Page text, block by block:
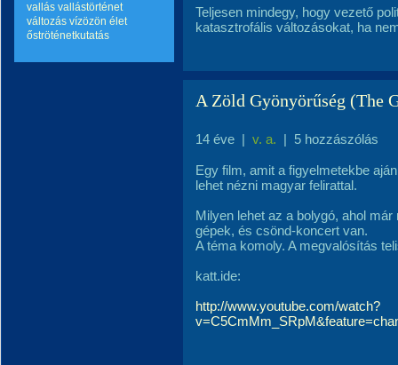
vallás vallástörténet
változás vízözön élet
őströténetkutatás
Teljesen mindegy, hogy vezető
katasztrofális változásokat, ha
A Zöld Gyönyörűség (The
14 éve | v. a. | 5 hozzászólás
Egy film, amit a figyelmetekbe
lehet nézni magyar felirattal.
Milyen lehet az a bolygó, ahol
gépek, és csönd-koncert van.
A téma komoly. A megvalósítás
katt.ide:
http://www.youtube.com/watch?